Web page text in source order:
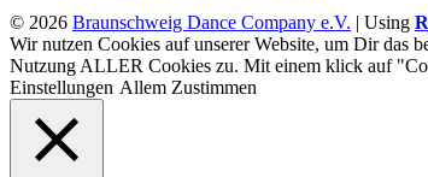
© 2026 Braunschweig Dance Company e.V. | Using
Wir nutzen Cookies auf unserer Website, um Dir das
Nutzung ALLER Cookies zu. Mit einem klick auf
Einstellungen Allem Zustimmen